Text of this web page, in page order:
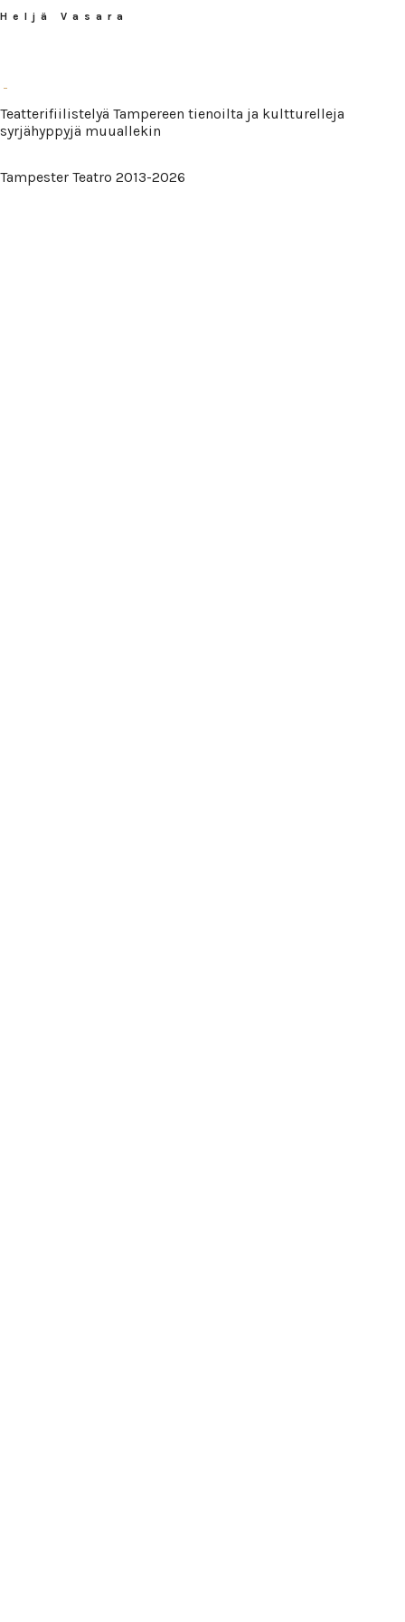
Heljä Vasara
Teatterifiilistelyä Tampereen tienoilta ja kultturelleja
syrjähyppyjä muuallekin
Tampester Teatro 2013-2026